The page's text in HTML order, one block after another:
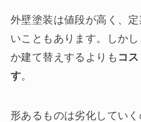
外壁塗装は値段が高く、
いこともあります。しか
か建て替えするよりも コ
す。
形あるものは劣化してい